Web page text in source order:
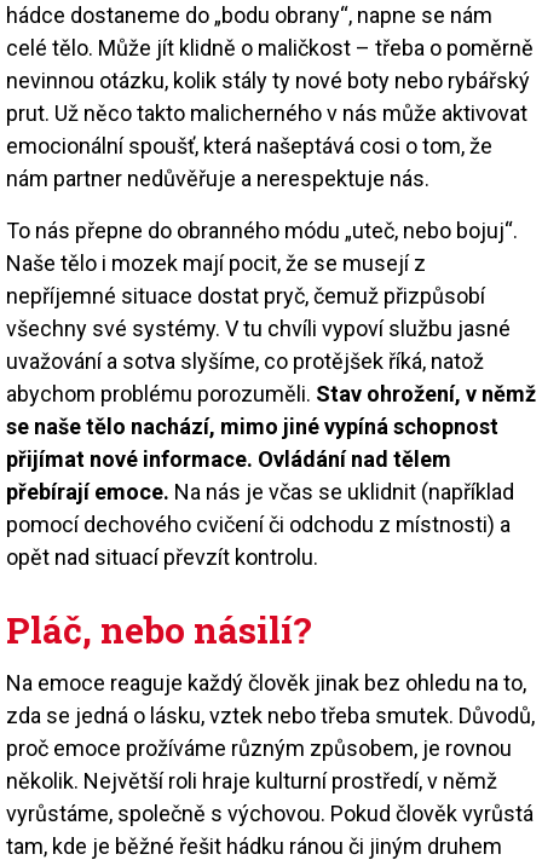
hádce dostaneme do „bodu obrany“, napne se nám
celé tělo. Může jít klidně o maličkost – třeba o poměrně
nevinnou otázku, kolik stály ty nové boty nebo rybářský
prut. Už něco takto malicherného v nás může aktivovat
emocionální spoušť, která našeptává cosi o tom, že
nám partner nedůvěřuje a nerespektuje nás.
To nás přepne do obranného módu „uteč, nebo bojuj“.
Naše tělo i mozek mají pocit, že se musejí z
nepříjemné situace dostat pryč, čemuž přizpůsobí
všechny své systémy. V tu chvíli vypoví službu jasné
uvažování a sotva slyšíme, co protějšek říká, natož
abychom problému porozuměli. Stav ohrožení, v němž
se naše tělo nachází, mimo jiné vypíná schopnost
přijímat nové informace. Ovládání nad tělem
přebírají emoce. Na nás je včas se uklidnit (například
pomocí dechového cvičení či odchodu z místnosti) a
opět nad situací převzít kontrolu.
Pláč, nebo násilí?
Na emoce reaguje každý člověk jinak bez ohledu na to,
zda se jedná o lásku, vztek nebo třeba smutek. Důvodů,
proč emoce prožíváme různým způsobem, je rovnou
několik. Největší roli hraje kulturní prostředí, v němž
vyrůstáme, společně s výchovou. Pokud člověk vyrůstá
tam, kde je běžné řešit hádku ránou či jiným druhem